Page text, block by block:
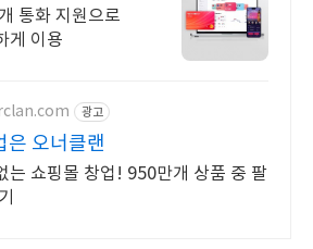
통화 지원으로
게 이용
광고
은 오너클랜
는 쇼핑몰 창업! 950만개 상품 중 팔